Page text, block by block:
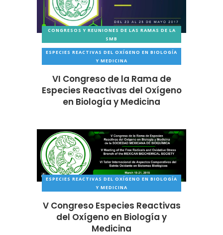
CONGRESOS Y REUNIONES DE LAS RAMAS DE LA
SMB
ESPECIES REACTIVAS DEL OXÍGENO EN BIOLOGÍA
Y MEDICINA
VI Congreso de la Rama de
Especies Reactivas del Oxígeno
en Biología y Medicina
ESPECIES REACTIVAS DEL OXÍGENO EN BIOLOGÍA
Y MEDICINA
V Congreso Especies Reactivas
del Oxígeno en Biología y
Medicina